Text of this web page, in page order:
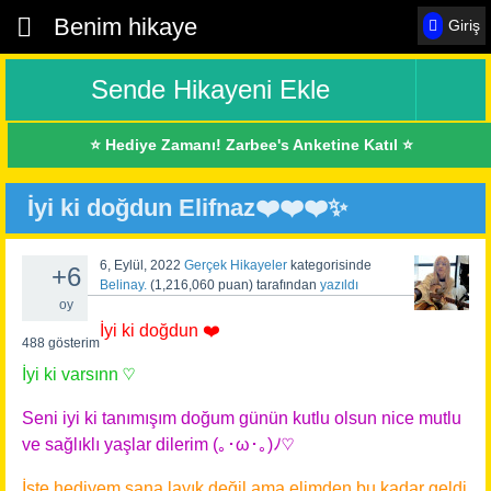
Giriş
Benim hikaye
Sende Hikayeni Ekle
⭐ Hediye Zamanı! Zarbee's Anketine Katıl ⭐
İyi ki doğdun Elifnaz❤️❤️❤️✨
+6
oy
488 gösterim
6, Eylül, 2022 Gerçek Hikayeler kategorisinde
Belinay. (1,216,060 puan) tarafından yazıldı
İyi ki doğdun ❤️
İyi ki varsınn ♡
Seni iyi ki tanımışım doğum günün kutlu olsun nice mutlu
ve sağlıklı yaşlar dilerim (｡･ω･｡)ﾉ♡